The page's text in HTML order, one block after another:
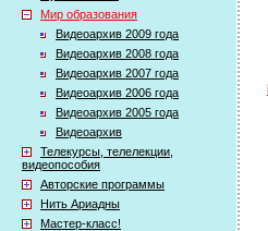
Мир образования
Видеоархив 2009 года
Видеоархив 2008 года
Видеоархив 2007 года
Видеоархив 2006 года
Видеоархив 2005 года
Видеоархив
Телекурсы, телелекции,
видеопособия
Авторские программы
Нить Ариадны
Мастер-класс!